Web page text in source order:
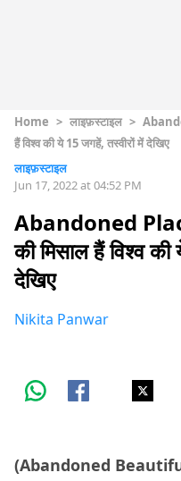
Home > लाइफ़स्टाइल >
हैं विश्व की ये 15 जगहें, तस्वीरों में देखिए
लाइफ़स्टाइल
Jun 17, 2022 at 04:52 PM
Abandoned
की मिसाल हैं विश्व
देखिए
Nikita Panwar
(Abandoned